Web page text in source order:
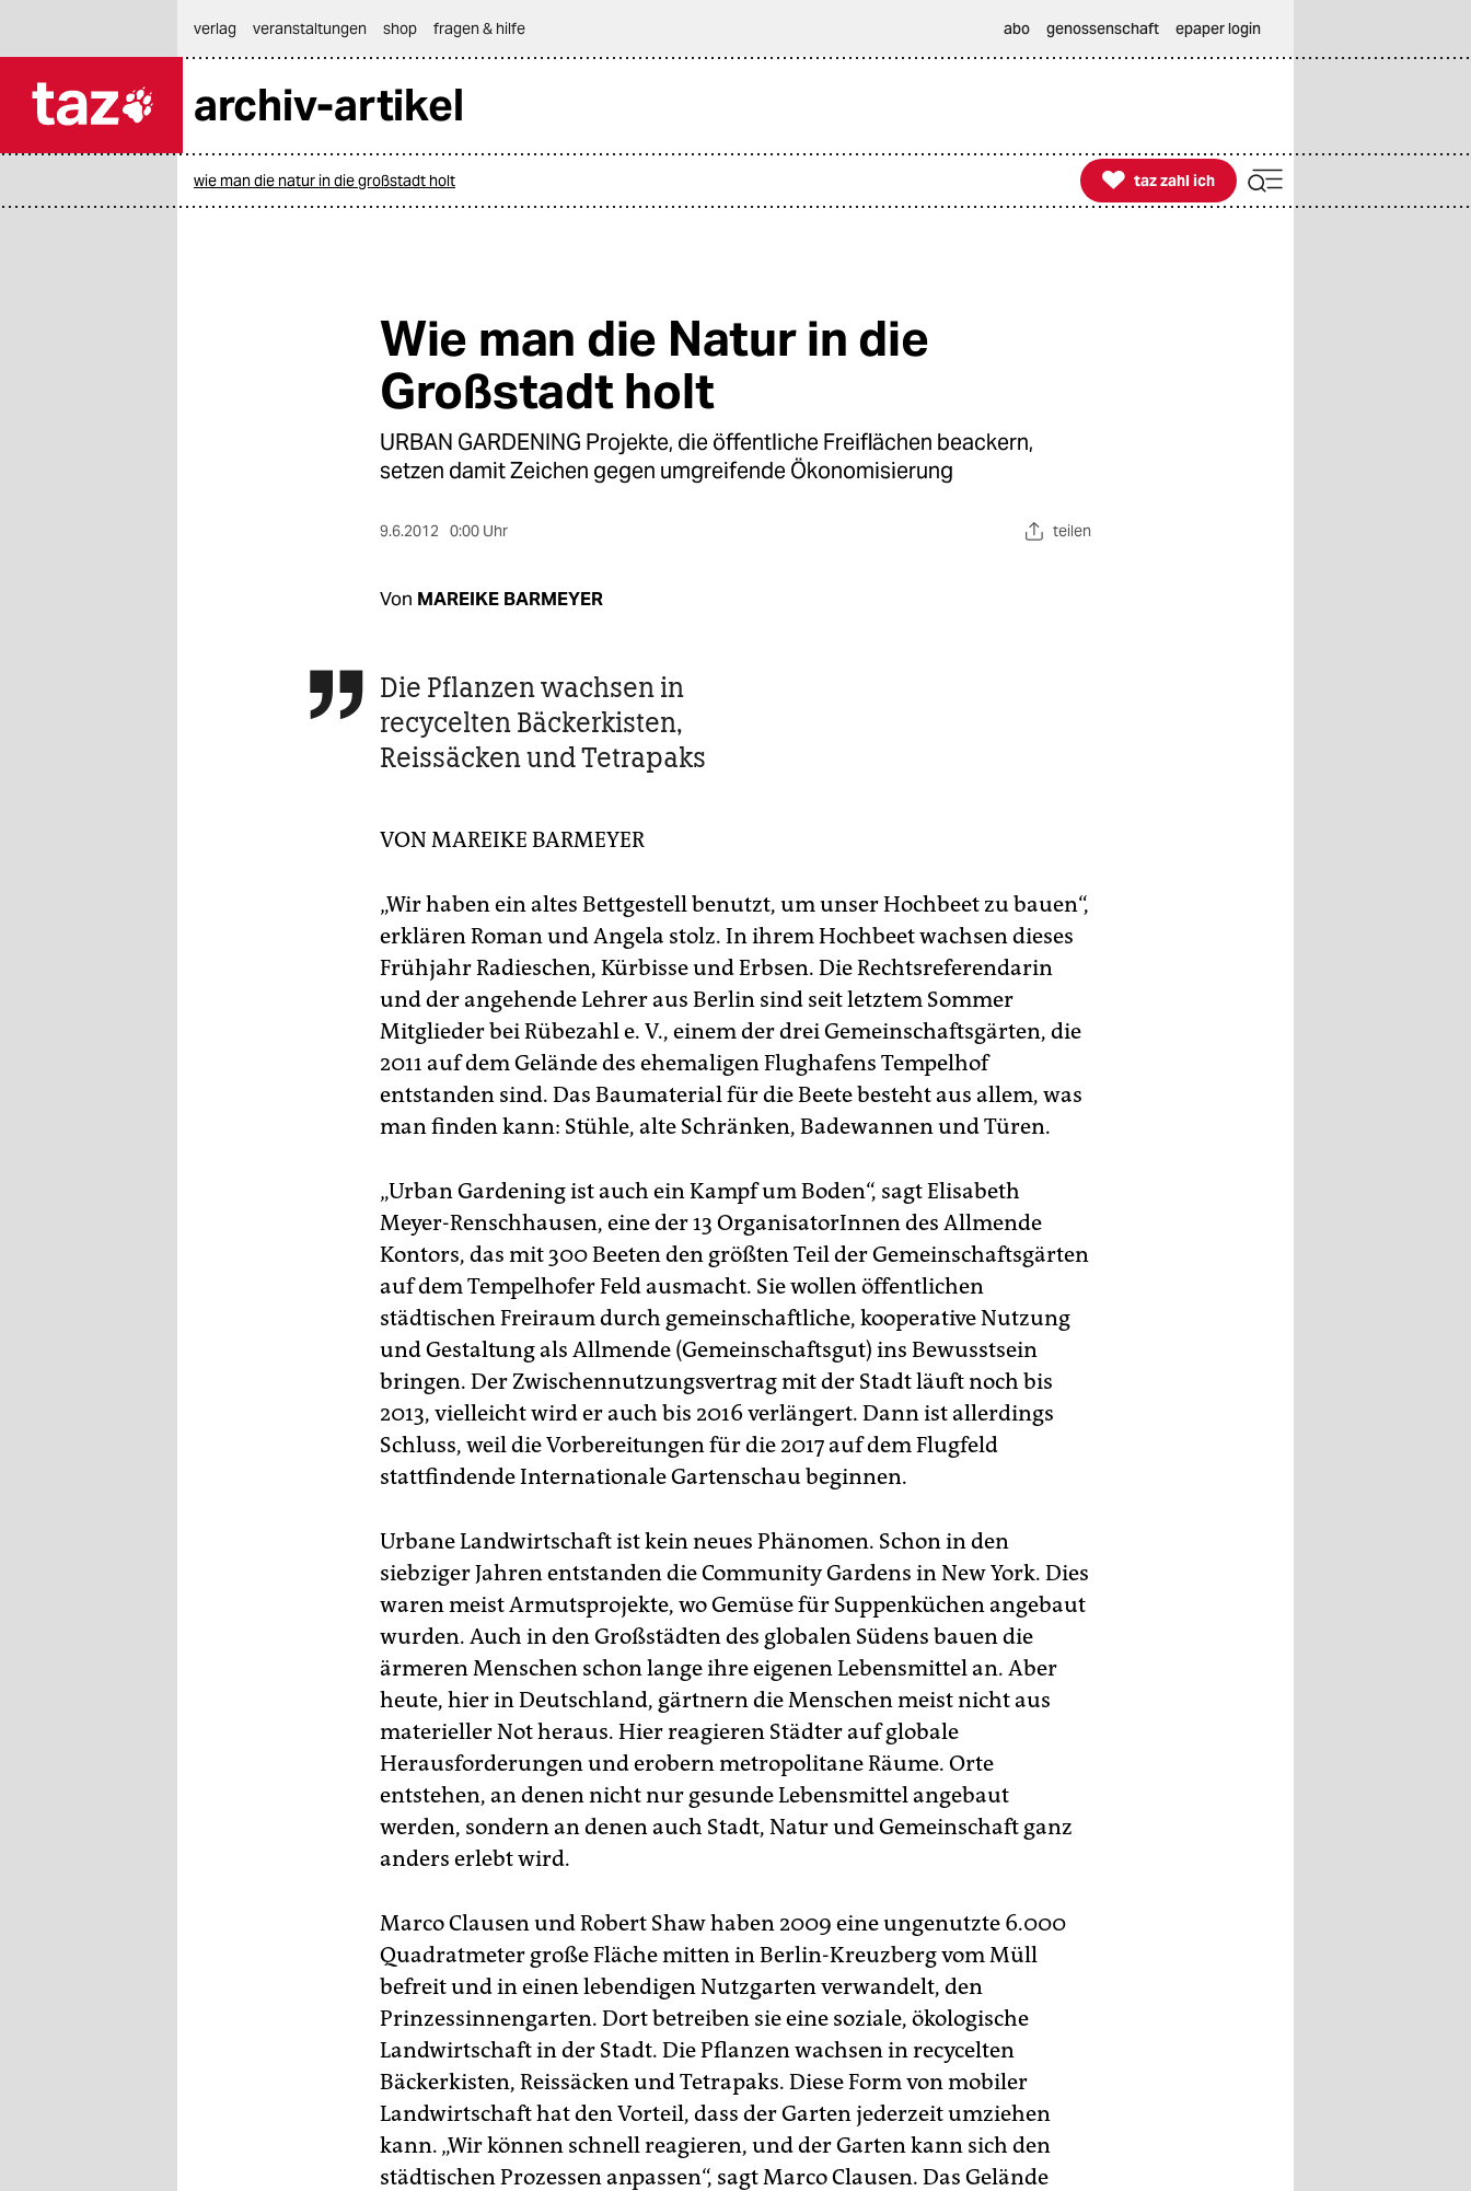
themen
veranstaltungen
verlag
veranstaltungen shop fragen & hilfe abo genossenschaft epaper login
archiv-artikel
wie man die natur in die großstadt holt 
taz zahl ich
taz zahl ich
Wie man die Natur in die
Großstadt holt
URBAN GARDENING Projekte, die öffentliche Freiflächen beackern,
setzen damit Zeichen gegen umgreifende Ökonomisierung
9.6.2012 0:00 Uhr teilen
Von MAREIKE BARMEYER
 Die Pflanzen wachsen in
recycelten Bäckerkisten,
Reissäcken und Tetrapaks
VON MAREIKE BARMEYER
„Wir haben ein altes Bettgestell benutzt, um unser Hochbeet zu bauen“,
erklären Roman und Angela stolz. In ihrem Hochbeet wachsen dieses
Frühjahr Radieschen, Kürbisse und Erbsen. Die Rechtsreferendarin
und der angehende Lehrer aus Berlin sind seit letztem Sommer
Mitglieder bei Rübezahl e. V., einem der drei Gemeinschaftsgärten, die
2011 auf dem Gelände des ehemaligen Flughafens Tempelhof
entstanden sind. Das Baumaterial für die Beete besteht aus allem, was
man finden kann: Stühle, alte Schränken, Badewannen und Türen.
„Urban Gardening ist auch ein Kampf um Boden“, sagt Elisabeth
Meyer-Renschhausen, eine der 13 OrganisatorInnen des Allmende
Kontors, das mit 300 Beeten den größten Teil der Gemeinschaftsgärten
auf dem Tempelhofer Feld ausmacht. Sie wollen öffentlichen
städtischen Freiraum durch gemeinschaftliche, kooperative Nutzung
und Gestaltung als Allmende (Gemeinschaftsgut) ins Bewusstsein
bringen. Der Zwischennutzungsvertrag mit der Stadt läuft noch bis
2013, vielleicht wird er auch bis 2016 verlängert. Dann ist allerdings
Schluss, weil die Vorbereitungen für die 2017 auf dem Flugfeld
stattfindende Internationale Gartenschau beginnen.
Urbane Landwirtschaft ist kein neues Phänomen. Schon in den
siebziger Jahren entstanden die Community Gardens in New York. Dies
waren meist Armutsprojekte, wo Gemüse für Suppenküchen angebaut
wurden. Auch in den Großstädten des globalen Südens bauen die
ärmeren Menschen schon lange ihre eigenen Lebensmittel an. Aber
heute, hier in Deutschland, gärtnern die Menschen meist nicht aus
materieller Not heraus. Hier reagieren Städter auf globale
Herausforderungen und erobern metropolitane Räume. Orte
entstehen, an denen nicht nur gesunde Lebensmittel angebaut
werden, sondern an denen auch Stadt, Natur und Gemeinschaft ganz
anders erlebt wird.
Marco Clausen und Robert Shaw haben 2009 eine ungenutzte 6.000
Quadratmeter große Fläche mitten in Berlin-Kreuzberg vom Müll
befreit und in einen lebendigen Nutzgarten verwandelt, den
Prinzessinnengarten. Dort betreiben sie eine soziale, ökologische
Landwirtschaft in der Stadt. Die Pflanzen wachsen in recycelten
Bäckerkisten, Reissäcken und Tetrapaks. Diese Form von mobiler
Landwirtschaft hat den Vorteil, dass der Garten jederzeit umziehen
kann. „Wir können schnell reagieren, und der Garten kann sich den
städtischen Prozessen anpassen“, sagt Marco Clausen. Das Gelände